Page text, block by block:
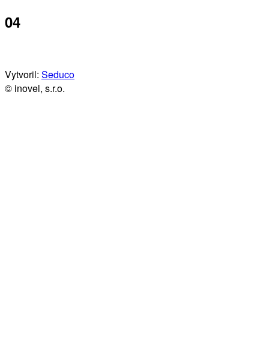
04
Vytvoril: Seduco
© inovel, s.r.o.